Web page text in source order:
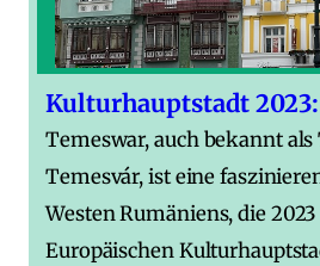
Kulturhauptstadt
Temeswar, auch bekannt
Temesvár, ist eine
Westen Rumäniens, die
Europäischen